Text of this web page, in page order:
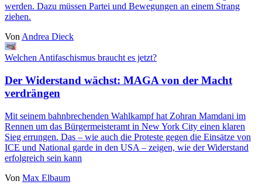
werden. Dazu müssen Partei und Bewegungen an einem Strang
ziehen.
Von Andrea Dieck
Welchen Antifaschismus braucht es jetzt?
Der Widerstand wächst: MAGA von der Macht
verdrängen
Mit seinem bahnbrechenden Wahlkampf hat Zohran Mamdani im
Rennen um das Bürgermeisteramt in New York City einen klaren
Sieg errungen. Das – wie auch die Proteste gegen die Einsätze von
ICE und National garde in den USA – zeigen, wie der Widerstand
erfolgreich sein kann
Von Max Elbaum